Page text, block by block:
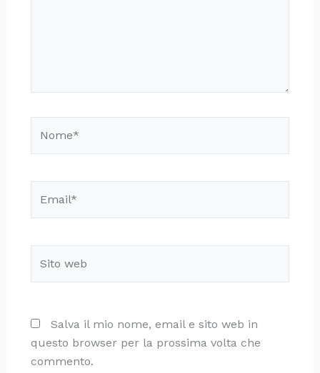
web
Salva il mio nome, email e sito web in
questo browser per la prossima volta che
commento.